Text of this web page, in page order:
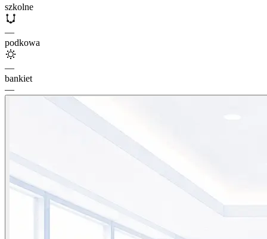
szkolne
—
podkowa
—
bankiet
—